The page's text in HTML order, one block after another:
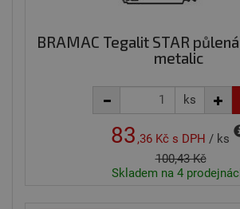
BRAMAC Tegalit STAR
metalic
ks
83 ,36 Kč s DPH / ks
100,43 Kč
Skladem na 4